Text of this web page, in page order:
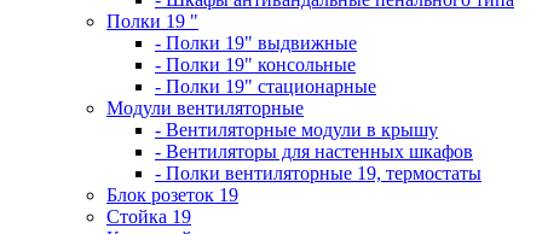
Полки 19 "
- Полки 19" выдвижные
- Полки 19" консольные
- Полки 19" стационарные
Модули вентиляторные
- Вентиляторные модули в крышу
- Вентиляторы для настенных шкафов
- Полки вентиляторные 19, термостаты
Блок розеток 19
Стойка 19